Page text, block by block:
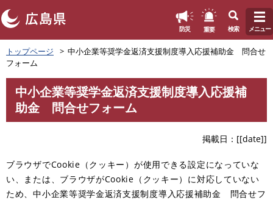
ペ
ー
ジ
の
で
メ
ニ
ュ
ー
ば
文
へ
防災 重要 検索 メニュー
トップページ
中小企業等奨学金返済支援制度導入応援補助金 問合せ
フォーム
中小企業等奨学金返済支援制度導入応援補
助金 問合せフォーム
掲載日 [[date]]
ブラウザでCookie（クッキー）が使用できる設定になっていな
い、または、ブラウザがCookie（クッキー）に対応していない
ため、中小企業等奨学金返済支援制度導入応援補助金 問合せフ